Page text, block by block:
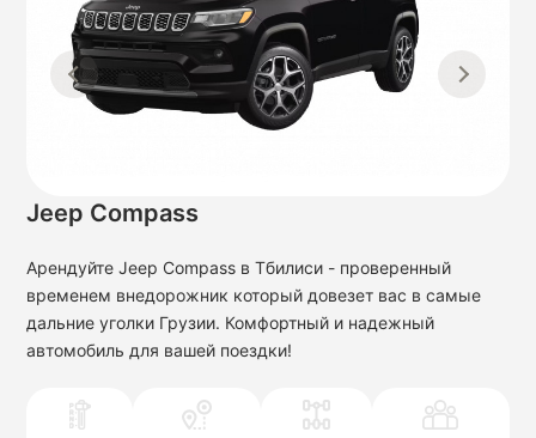
Jeep Compass
Арендуйте Jeep Compass в Тбилиси - проверенный
временем внедорожник который довезет вас в самые
дальние уголки Грузии. Комфортный и надежный
автомобиль для вашей поездки!